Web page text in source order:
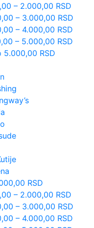
– 2.000,00 RSD
– 3.000,00 RSD
– 4.000,00 RSD
– 5.000,00 RSD
5.000,00 RSD
RSD
– 2.000,00 RSD
– 3.000,00 RSD
– 4.000,00 RSD